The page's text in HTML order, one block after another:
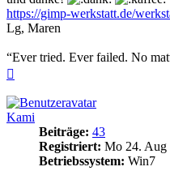
https://gimp-werkstatt.de/
Lg, Maren
“Ever tried. Ever failed. No
Kami
Beiträge: 43
Registriert: Mo 24. Aug
Betriebssystem: Win7